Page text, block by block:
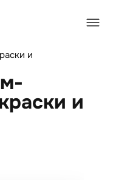
и
и